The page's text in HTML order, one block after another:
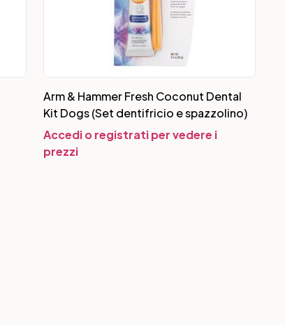
Arm & Hammer Fresh Coconut Dental
Kit Dogs (Set dentifricio e spazzolino)
Accedi o registrati per vedere i
prezzi